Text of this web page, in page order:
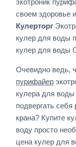
экотроник
своем здоровье
Кулерторг
кулер для воды
кулер для воды
Очевидно ведь,
пурифайер
кулера для
подвергать себя
крана? Купите
воду просто
цена кулер для